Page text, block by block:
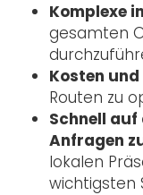
Komplexe
gesamten
Kosten
Routen zu
Schnell
Anfragen
lokalen
wichtigsten